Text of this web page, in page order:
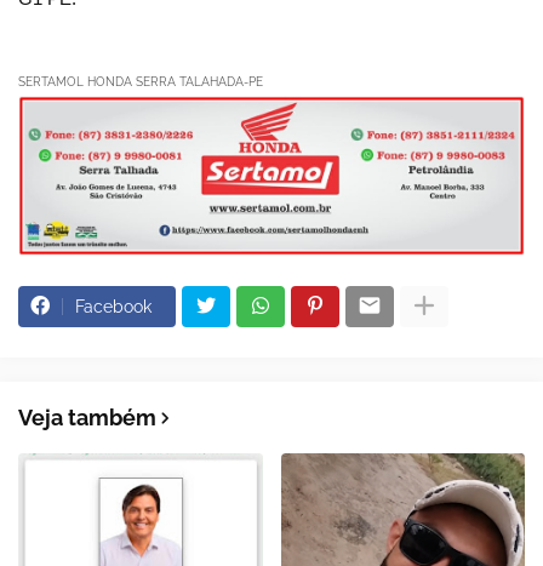
SERTAMOL HONDA SERRA TALAHADA-PE
Facebook
Veja também